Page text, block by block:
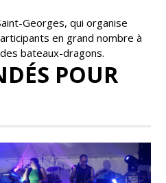
Georges, qui organise
en grand nombre à
bateaux-dragons.
POUR